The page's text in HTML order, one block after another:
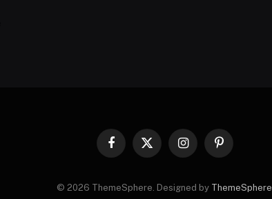
Facebook
X
InstagramPinterest
© 2026 ThemeSphere. Designed by ThemeSphere